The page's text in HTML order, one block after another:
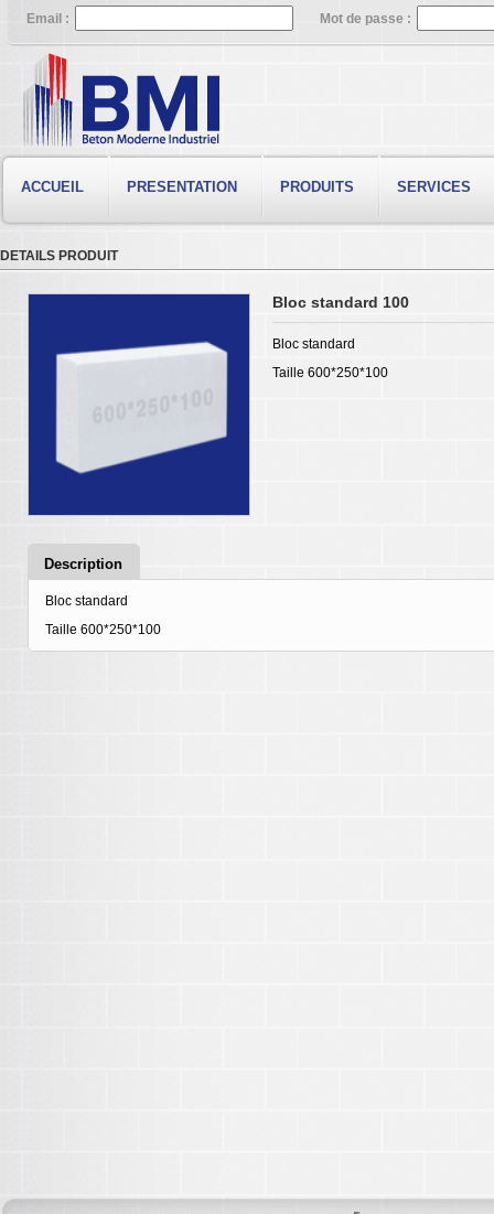
Email : Mot de passe :
ACCUEIL PRESENTATION PRODUITS SERVICES
DETAILS PRODUIT
Bloc standard 100
Bloc standard
Taille 600*250*100
Description
Bloc standard
Taille 600*250*100